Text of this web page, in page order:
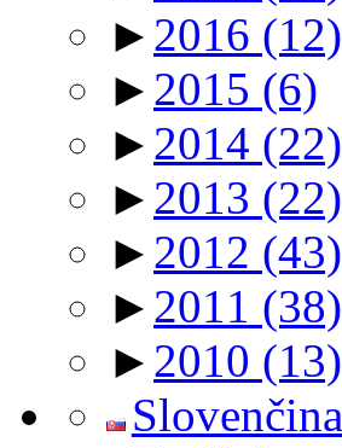
► 2016 (12)
► 2015 (6)
► 2014 (22)
► 2013 (22)
► 2012 (43)
► 2011 (38)
► 2010 (13)
Slovenčina